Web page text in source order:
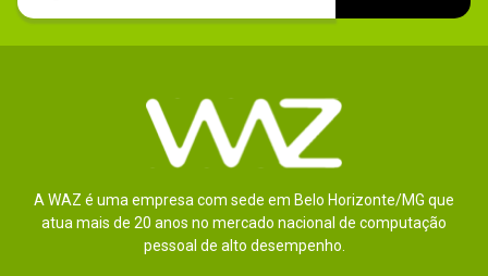
A WAZ é uma empresa com sede em Belo Horizonte/MG que
atua mais de 20 anos no mercado nacional de computação
pessoal de alto desempenho.